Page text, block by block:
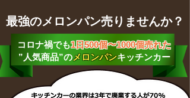
最強のメロンパン売りませんか？
コロナ禍でも1日500個〜1000個売れた
” 人気商品”のメロンパンキッチンカー